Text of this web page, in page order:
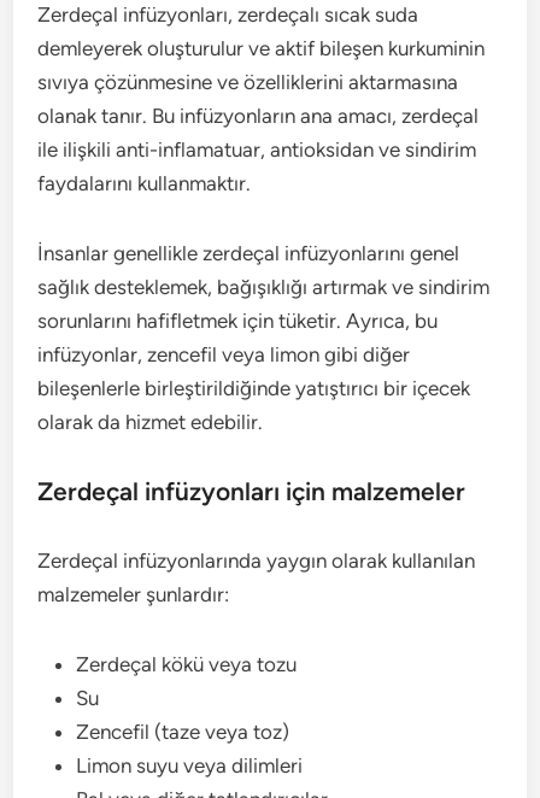
Zerdeçal infüzyonları, zerdeçalı sıcak suda
demleyerek oluşturulur ve aktif bileşen kurkuminin
sıvıya çözünmesine ve özelliklerini aktarmasına
olanak tanır. Bu infüzyonların ana amacı, zerdeçal
ile ilişkili anti-inflamatuar, antioksidan ve sindirim
faydalarını kullanmaktır.
İnsanlar genellikle zerdeçal infüzyonlarını genel
sağlık desteklemek, bağışıklığı artırmak ve sindirim
sorunlarını hafifletmek için tüketir. Ayrıca, bu
infüzyonlar, zencefil veya limon gibi diğer
bileşenlerle birleştirildiğinde yatıştırıcı bir içecek
olarak da hizmet edebilir.
Zerdeçal infüzyonları için malzemeler
Zerdeçal infüzyonlarında yaygın olarak kullanılan
malzemeler şunlardır:
Zerdeçal kökü veya tozu
Su
Zencefil (taze veya toz)
Limon suyu veya dilimleri